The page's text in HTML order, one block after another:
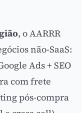
, o AARRR
não-SaaS:
Ads+ SEO
com frete
pós-compra